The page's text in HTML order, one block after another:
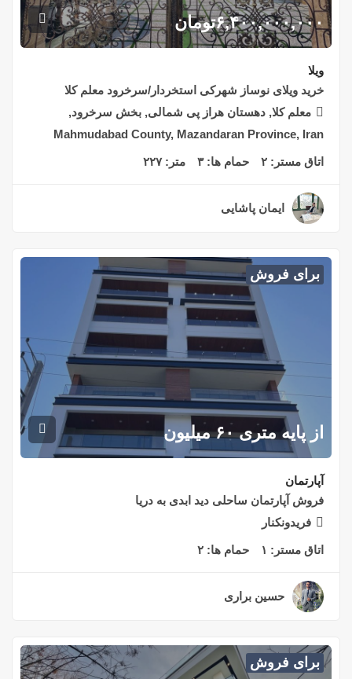
۶,۴۰۰,۰۰۰,۰۰۰تومان
ویلا
خرید ویلای نوساز شهرکی استخردار/سرخرود معلم کلا
معلم کلا, دهستان هراز پی شمالی, بخش سرخرود,
Mahmudabad County, Mazandaran Province, Iran
اتاق مستر: ۲ حمام ها:۳ متر:۲۲۷
ایمان پاشایی
برای فروش
از پایه متری ۶۰ میلیون
آپارتمان
فروش آپارتمان ساحلی دید ابدی به دریا
فریدونکنار
اتاق مستر: ۱ حمام ها: ۲
حسین براری
برای فروش